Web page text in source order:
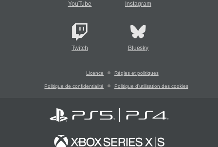
YouTube Instagram
Twitch Bluesky
Licence Règles et politiques
Politique de confidentialité Politique d'utilisation des cookies